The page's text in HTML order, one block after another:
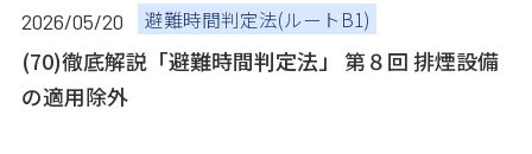
2026/05/20 避難時間判定法(ルートB1)
(70)徹底解説「避難時間判定法」 第８回 排煙設備
の適用除外